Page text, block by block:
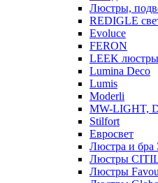
Люстры,
REDIGLE
Evoluce
FERON
LEEK
Lumina Deco
Lumis
Moderli
MW-LIGHT,
Stilfort
Евросвет
Люстра и
Люстры
Люстры